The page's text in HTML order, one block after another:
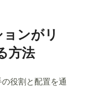
ンがリ
方法
役割と配置を通